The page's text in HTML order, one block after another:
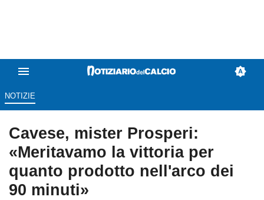
NOTIZIE
Cavese, mister Prosperi:
«Meritavamo la vittoria per
quanto prodotto nell'arco dei
90 minuti»